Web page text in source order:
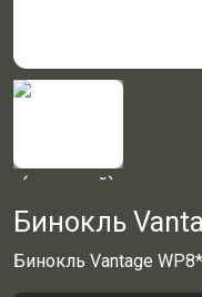
Бинокль
Бинокль Vantage